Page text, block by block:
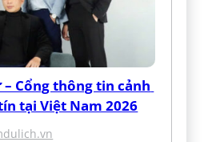
Cổng thông tin cảnh
tại Việt Nam 2026